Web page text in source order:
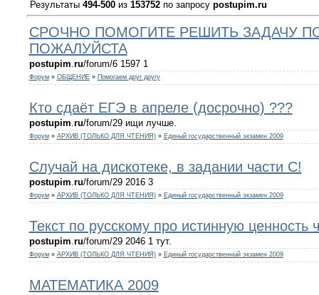
Результаты 494-500из 153752по запросу postupim.ru
СРОЧНО ПОМОГИТЕ РЕШИТЬ ЗАДАЧУ
ПОЖАЛУЙСТА
postupim ru/forum/6 1597 1
Форум » ОБЩЕНИЕ » Помогаем друг другу
Кто сдаёт ЕГЭ в апреле (досрочно) ???
postupim ru/forum/29 ищи лучше.
Форум » АРХИВ (ТОЛЬКО ДЛЯ ЧТЕНИЯ) » Единый государственный экзамен 2009
Случай на дискотеке, в задании части С!
postupim ru/forum/29 2016 3
Форум » АРХИВ (ТОЛЬКО ДЛЯ ЧТЕНИЯ) » Единый государственный экзамен 2009
Текст по русскому про истинную ценность
postupim ru/forum/29 2046 1 тут.
Форум » АРХИВ (ТОЛЬКО ДЛЯ ЧТЕНИЯ) » Единый государственный экзамен 2009
МАТЕМАТИКА 2009